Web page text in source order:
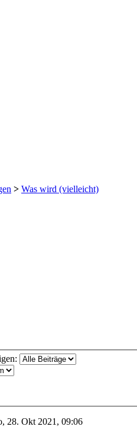
> Was wird (vielleicht)
28. Okt 2021, 09:06